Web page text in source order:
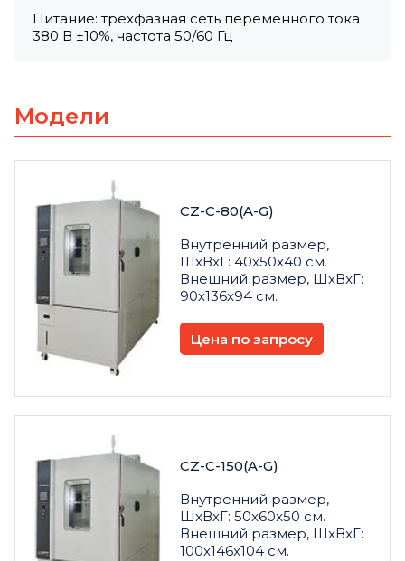
Питание: трехфазная сеть переменного тока
380 В ±10%, частота 50/60 Гц
Модели
CZ-C-80(A-G)
Внутренний размер,
ШxВxГ: 40x50x40 см.
Внешний размер, ШxВxГ:
90x136x94 см.
Цена по запросу
CZ-C-150(A-G)
Внутренний размер,
ШxВxГ: 50x60x50 см.
Внешний размер, ШxВxГ:
100x146x104 см.